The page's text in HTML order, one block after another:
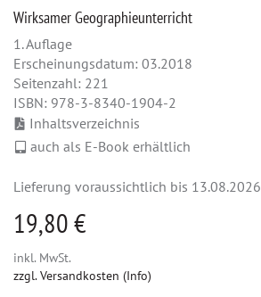
Wirksamer Geographieunterricht
1. Auflage
Erscheinungsdatum: 03.2018
Seitenzahl: 221
ISBN: 978-3-8340-1904-2
Inhaltsverzeichnis
auch als E-Book erhältlich
Lieferung voraussichtlich bis 13.08.2026
19,80 €
inkl. MwSt.
zzgl. Versandkosten (Info)